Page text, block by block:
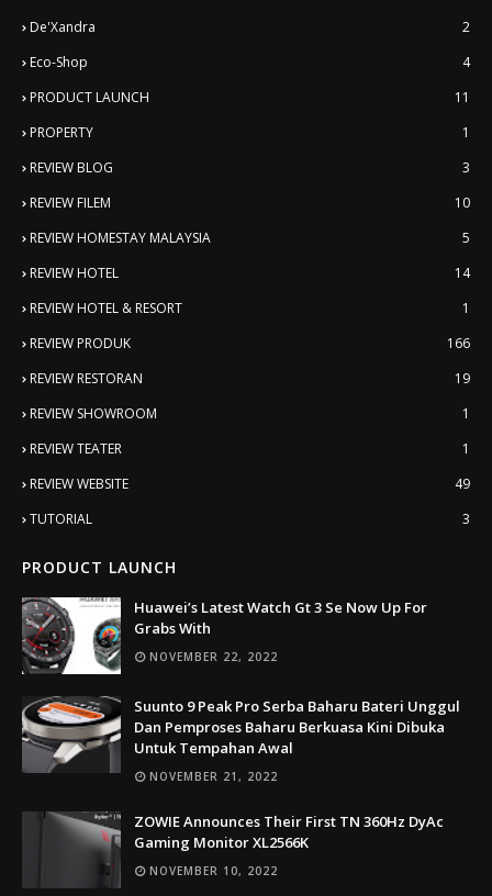
De'Xandra
2
Eco-Shop
4
PRODUCT LAUNCH
11
PROPERTY
1
REVIEW BLOG
3
REVIEW FILEM
10
REVIEW HOMESTAY MALAYSIA
5
REVIEW HOTEL
14
REVIEW HOTEL & RESORT
1
REVIEW PRODUK
166
REVIEW RESTORAN
19
REVIEW SHOWROOM
1
REVIEW TEATER
1
REVIEW WEBSITE
49
TUTORIAL
3
PRODUCT LAUNCH
Huawei’s Latest Watch Gt 3 Se Now Up For
Grabs With
NOVEMBER 22, 2022
Suunto 9 Peak Pro Serba Baharu Bateri Unggul
Dan Pemproses Baharu Berkuasa Kini Dibuka
Untuk Tempahan Awal
NOVEMBER 21, 2022
ZOWIE Announces Their First TN 360Hz DyAc
Gaming Monitor XL2566K
NOVEMBER 10, 2022